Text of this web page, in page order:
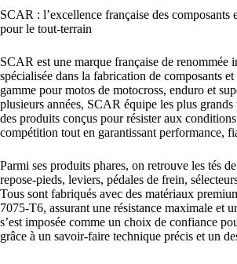
SCAR : l’excellence française des composants
pour le tout-terrain
SCAR est une marque française de renommée
spécialisée dans la fabrication de composants et
gamme pour motos de motocross, enduro et
plusieurs années, SCAR équipe les plus
des produits conçus pour résister aux
compétition tout en garantissant performance,
Parmi ses produits phares, on retrouve les tés
repose-pieds, leviers, pédales de frein,
Tous sont fabriqués avec des matériaux
7075-T6, assurant une résistance maximale et
s’est imposée comme un choix de confiance
grâce à un savoir-faire technique précis et un